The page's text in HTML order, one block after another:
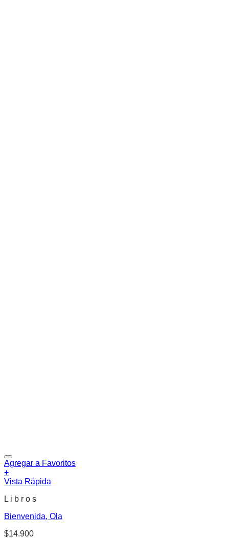
Agregar a Favoritos
+
Vista Rápida
L i b r o s
Bienvenida, Ola
$14.900